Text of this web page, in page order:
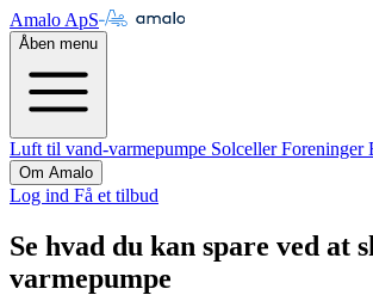
Amalo ApS
Åben menu
Luft til vand-varmepumpe SolcellerForeninger
Om Amalo
Log ind Få et tilbud
Se hvad du kan spare ved at
varmepumpe